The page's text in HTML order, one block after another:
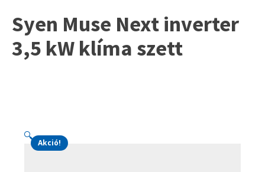
Syen Muse Next inverter
3,5 kW klíma szett
Akció!
🔍